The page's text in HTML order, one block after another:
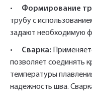
• Формирование
трубу с
задают необходимую
• Сварка:
позволяет соединять
температуры
надежность шва.